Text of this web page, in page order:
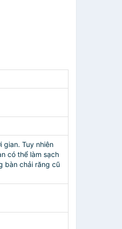
gian. Tuy nhiên
có thể làm sạch
bàn chải răng cũ